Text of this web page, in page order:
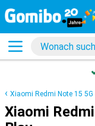
Xiaomi Redmi Note 15 5G
Xiaomi